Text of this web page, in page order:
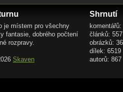
je místem pro všechny
fantasie, dobrého počtení
rozpravy.
Skaven
Shrnutí
článků: 557
obrázků:
dílek: 6519
autorů: 867